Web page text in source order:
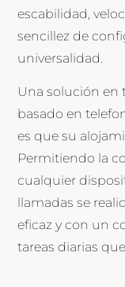
escabilidad,
sencillez de
universalidad.
Una solución en
basado en
es que su
Permitiendo la
cualquier
llamadas se
eficaz y con un
tareas diarias